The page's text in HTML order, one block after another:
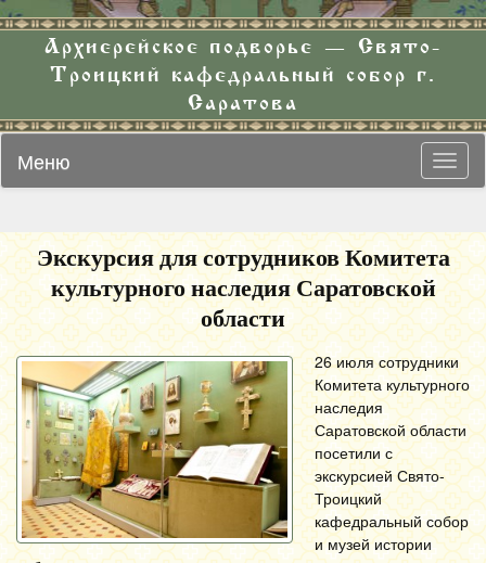
Архиерейское подворье — Свято-
Троицкий кафедральный собор г.
Саратова
Меню
Экскурсия для сотрудников Комитета
культурного наследия Саратовской
области
26 июля сотрудники
Комитета культурного
наследия
Саратовской области
посетили с
экскурсией Свято-
Троицкий
кафедральный собор
и музей истории